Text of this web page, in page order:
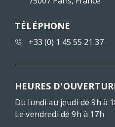
TÉLÉPHONE
+33 (0) 1 45 55 21 37
HEURES
Du lundi au jeudi de 9h à
Le vendredi de 9h à 17h